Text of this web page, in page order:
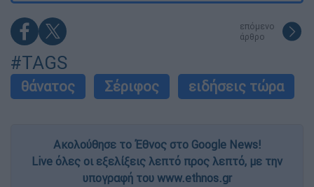
επόμενο
άρθρο
#TAGS
θάνατος Σέριφος ειδήσεις τώρα
Ακολούθησε το Έθνος στο Google News!
Live όλες οι εξελίξεις λεπτό προς λεπτό, με την
υπογραφή του www.ethnos.gr